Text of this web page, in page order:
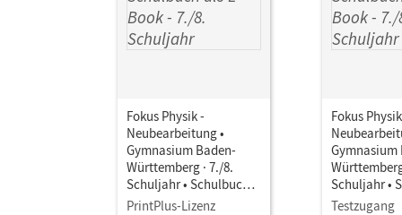
Fokus Physik -
Neubearbeitung •
Gymnasium Baden-
Württemberg · 7./8.
Schuljahr • Schulbuch
als E-Book
PrintPlus-Lizenz
Fokus
Gymnasium
Schuljahr •
als E-Book
Testzugang